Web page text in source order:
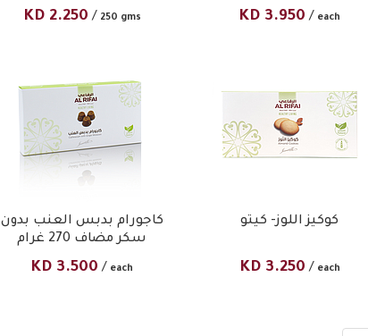
KD 2.250 / 250 gms KD 3.950 / each
كاجورام بدبس العنب بدون
سكر مضاف 270 غرام
KD 3.500 / each
كوكيز اللوز- كيتو
KD 3.250 / each